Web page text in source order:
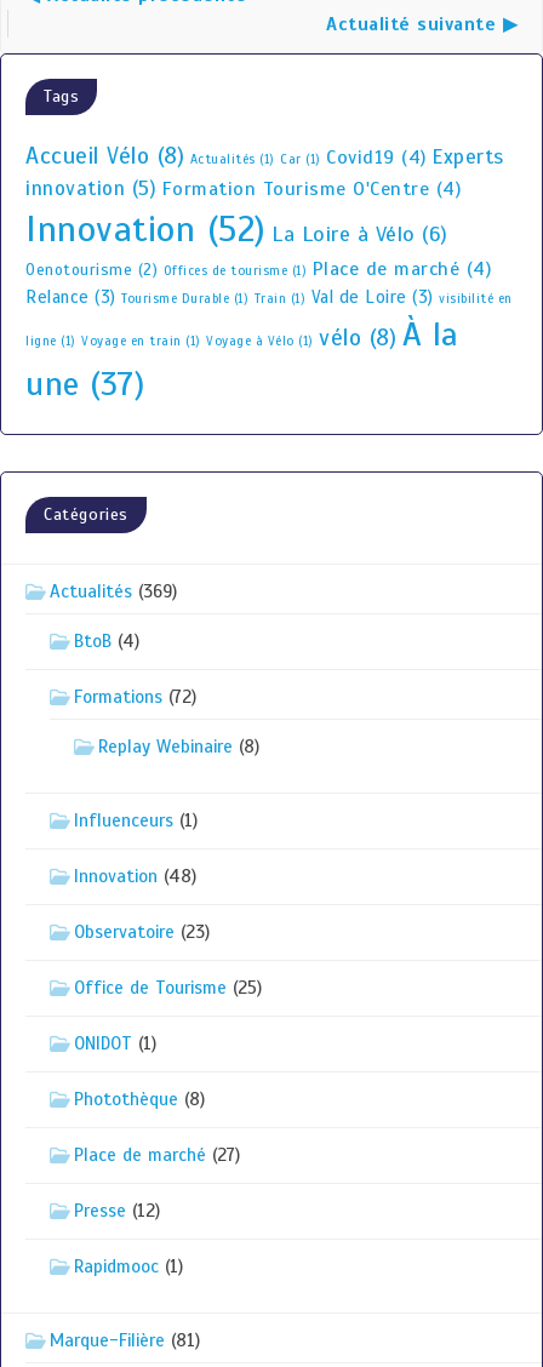
Actualité suivante ▶
Tags
Accueil Vélo (8) Actualités (1) Car (1) Covid19 (4) Experts
innovation (5) Formation Tourisme O'Centre (4)
Innovation (52) La Loire à Vélo (6)
Oenotourisme (2) Offices de tourisme (1) Place de marché (4)
Relance (3) Tourisme Durable (1) Train (1) Val de Loire (3) visibilité en
ligne (1) Voyage en train (1) Voyage à Vélo (1) vélo (8) À la
une (37)
Catégories
Actualités (369)
BtoB (4)
Formations (72)
Replay Webinaire (8)
Influenceurs (1)
Innovation (48)
Observatoire (23)
Office de Tourisme (25)
ONIDOT (1)
Photothèque (8)
Place de marché (27)
Presse (12)
Rapidmooc (1)
Marque-Filière (81)